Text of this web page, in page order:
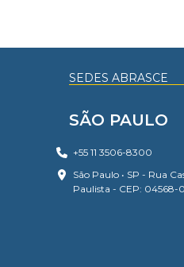
SEDES ABRASCE
SÃO PAULO
+55 11 3506-8300
São Paulo • SP - Rua
Paulista - CEP: 04568-